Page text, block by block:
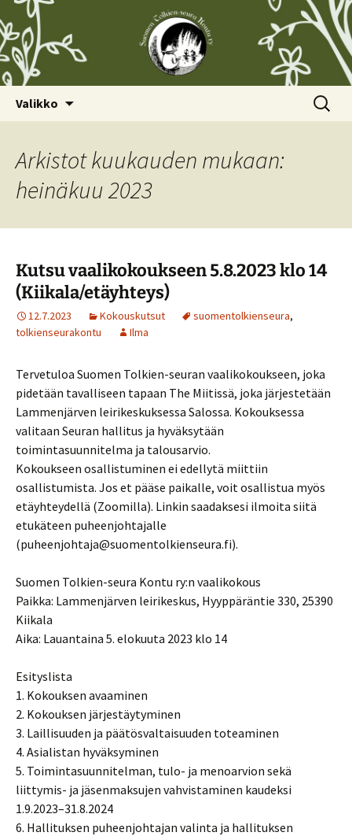
Valikko Haku:
Arkistot kuukauden mukaan:
heinäkuu 2023
Kutsu vaalikokoukseen 5.8.2023 klo 14
(Kiikala/etäyhteys)
12.7.2023 Kokouskutsut suomentolkienseura,
tolkienseurakontu
Ilma
Tervetuloa Suomen Tolkien-seuran vaalikokoukseen, joka
pidetään tavalliseen tapaan The Miitissä, joka järjestetään
Lammenjärven leirikeskuksessa Salossa. Kokouksessa
valitaan Seuran hallitus ja hyväksytään
toimintasuunnitelma ja talousarvio.
Kokoukseen osallistuminen ei edellytä miittiin
osallistumista. Jos et pääse paikalle, voit osallistua myös
etäyhteydellä (Zoomilla). Linkin saadaksesi ilmoita siitä
etukäteen puheenjohtajalle
(puheenjohtaja@suomentolkienseura.fi).
Suomen Tolkien-seura Kontu ry:n vaalikokous
Paikka: Lammenjärven leirikeskus, Hyyppäräntie 330, 25390
Kiikala
Aika: Lauantaina 5. elokuuta 2023 klo 14
Esityslista
1. Kokouksen avaaminen
2. Kokouksen järjestäytyminen
3. Laillisuuden ja päätösvaltaisuuden toteaminen
4. Asialistan hyväksyminen
5. Toimintasuunnitelman, tulo- ja menoarvion sekä
liittymis- ja jäsenmaksujen vahvistaminen kaudeksi
1.9.2023–31.8.2024
6. Hallituksen puheenjohtajan valinta ja hallituksen